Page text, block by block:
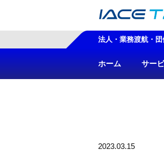
法人・業務渡航・
ホーム サー
2023.03.15